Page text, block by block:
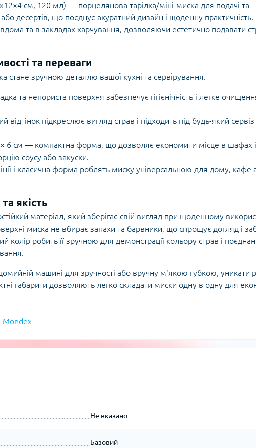
см, 120 мл) — порцелянова тарілка/міні-миска для подачі та
або десертів, що поєднує акуратний дизайн і щоденну
та в закладах харчування, дозволяючи естетично подавати
та переваги
стане зручною деталлю вашої кухні та сервірування.
та непориста поверхня забезпечує гігієнічність і легке
відтінок підкреслює вигляд страв і підходить під будь-який
6 см — компактна форма, що дозволяє економити місце в шафах
соусу або закуски.
і класична форма роблять миску універсальною для дому, кафе
якість
матеріал, який зберігає свій вигляд при щоденному
миска не вбирає запахи та барвники, що спрощує догляд і
колір робить її зручною для демонстрації кольору страв і
машині для зручності або вручну м'якою губкою, уникати
габарити дозволяють легко складати миски одну в одну для
Mondex
Не вказано
Базовий